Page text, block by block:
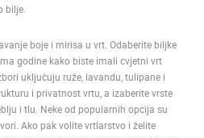
bilje.
boje i mirisa u vrt. Odaberite biljke
godine kako biste imali cvjetni vrt
uključuju ruže, lavandu, tulipane i
i privatnost vrtu, a izaberite vrste
i tlu. Neke od popularnih opcija su
Ako pak volite vrtlarstvo i želite